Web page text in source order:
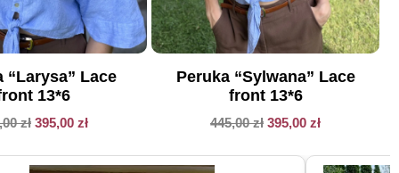
“Larysa” Lace
13*6
zł 395,00 zł
Peruka “Sylwana” Lace
front 13*6
445,00zł 395,00 zł